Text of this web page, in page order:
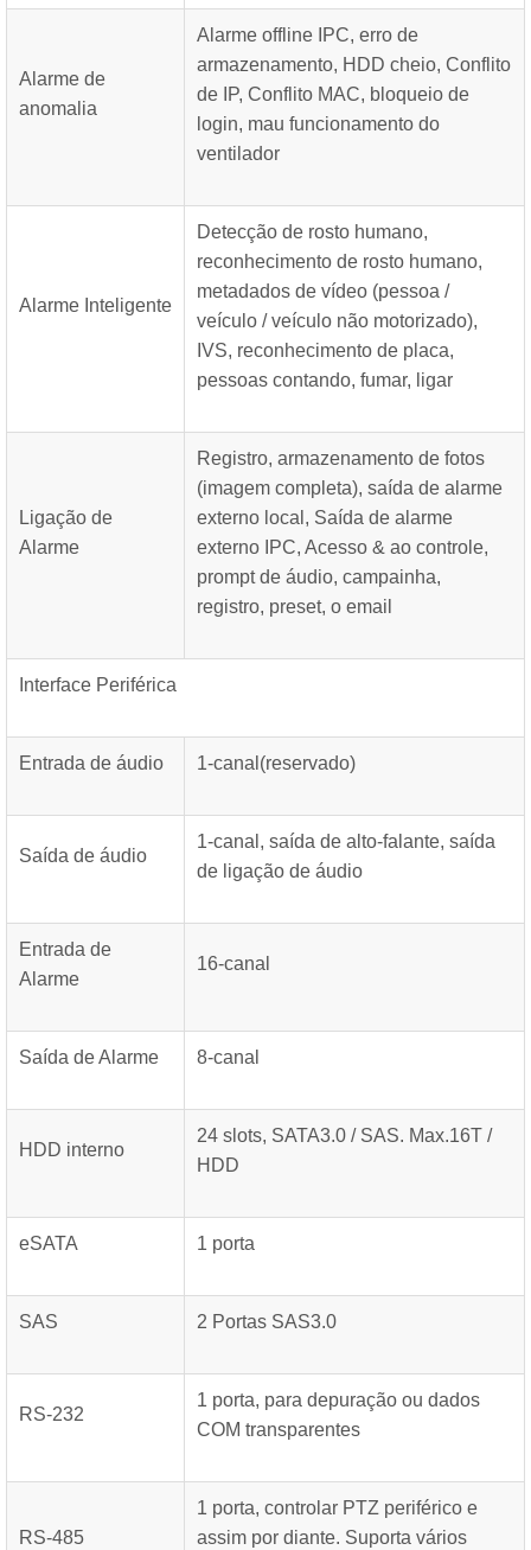
Alarme de
anomalia
Alarme offline IPC, erro de
armazenamento, HDD cheio, Conflito
de IP, Conflito MAC, bloqueio de
login, mau funcionamento do
ventilador
Alarme Inteligente
Detecção de rosto humano,
reconhecimento de rosto humano,
metadados de vídeo (pessoa /
veículo / veículo não motorizado),
IVS, reconhecimento de placa,
pessoas contando, fumar, ligar
Ligação de
Alarme
Registro, armazenamento de fotos
(imagem completa), saída de alarme
externo local, Saída de alarme
externo IPC, Acesso & ao controle,
prompt de áudio, campainha,
registro, preset, o email
Interface Periférica
Entrada de áudio 1-canal(reservado)
Saída de áudio
1-canal, saída de alto-falante, saída
de ligação de áudio
Entrada de
Alarme
16-canal
Saída de Alarme 8-canal
HDD interno
24 slots, SATA3.0 / SAS. Max.16T /
HDD
eSATA 1 porta
SAS 2 Portas SAS3.0
RS-232
1 porta, para depuração ou dados
COM transparentes
RS-485
1 porta, controlar PTZ periférico e
assim por diante. Suporta vários